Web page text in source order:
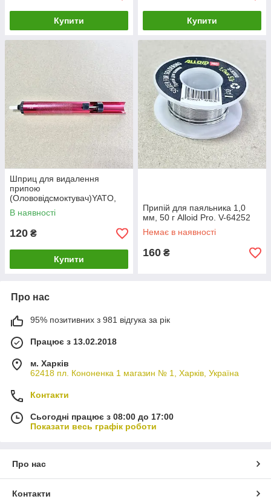
Купити Купити
Шприц для видалення
припою
(Олововідсмоктувач)YATO,
Ø= 19,5 мм, l = 190 мм.YT-
82742
В наявності
120 ₴
Купити
Припій для паяльника 1,0
мм, 50 г Alloid Pro. V-64252
Немає в наявності
160 ₴
Про нас
95% позитивних з 981 відгука за рік
Працює з 13.02.2018
м. Харків
62418 пл. Кононенка 1 магазин № 1, Харків, Україна
Контакти
Сьогодні працює з 08:00 до 17:00
Показати весь графік роботи
Про нас
Контакти